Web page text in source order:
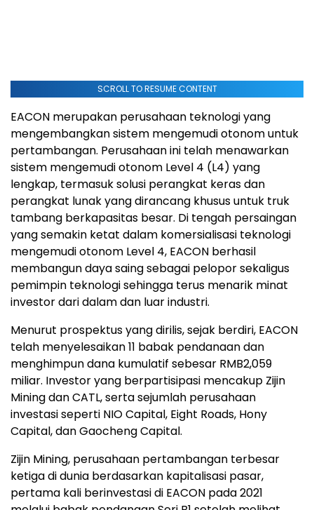
SCROLL TO RESUME CONTENT
EACON merupakan perusahaan teknologi yang
mengembangkan sistem mengemudi otonom untuk
pertambangan. Perusahaan ini telah menawarkan
sistem mengemudi otonom Level 4 (L4) yang
lengkap, termasuk solusi perangkat keras dan
perangkat lunak yang dirancang khusus untuk truk
tambang berkapasitas besar. Di tengah persaingan
yang semakin ketat dalam komersialisasi teknologi
mengemudi otonom Level 4, EACON berhasil
membangun daya saing sebagai pelopor sekaligus
pemimpin teknologi sehingga terus menarik minat
investor dari dalam dan luar industri.
Menurut prospektus yang dirilis, sejak berdiri, EACON
telah menyelesaikan 11 babak pendanaan dan
menghimpun dana kumulatif sebesar RMB2,059
miliar. Investor yang berpartisipasi mencakup Zijin
Mining dan CATL, serta sejumlah perusahaan
investasi seperti NIO Capital, Eight Roads, Hony
Capital, dan Gaocheng Capital.
Zijin Mining, perusahaan pertambangan terbesar
ketiga di dunia berdasarkan kapitalisasi pasar,
pertama kali berinvestasi di EACON pada 2021